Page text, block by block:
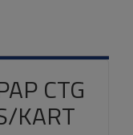
CTG
KART